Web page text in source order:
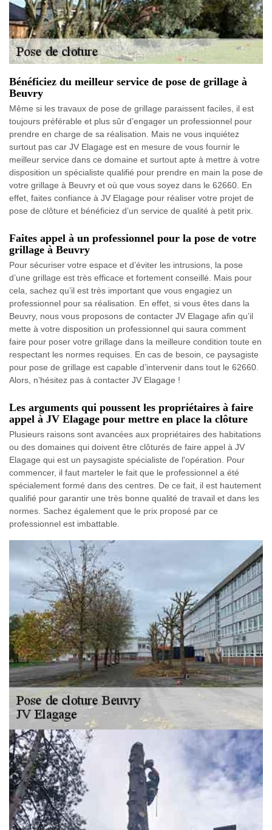
Bénéficiez du meilleur service de pose de grillage à
Beuvry
Même si les travaux de pose de grillage paraissent faciles, il est
toujours préférable et plus sûr d’engager un professionnel pour
prendre en charge de sa réalisation. Mais ne vous inquiétez
surtout pas car JV Elagage est en mesure de vous fournir le
meilleur service dans ce domaine et surtout apte à mettre à votre
disposition un spécialiste qualifié pour prendre en main la pose de
votre grillage à Beuvry et où que vous soyez dans le 62660. En
effet, faites confiance à JV Elagage pour réaliser votre projet de
pose de clôture et bénéficiez d’un service de qualité à petit prix.
Faites appel à un professionnel pour la pose de votre
grillage à Beuvry
Pour sécuriser votre espace et d’éviter les intrusions, la pose
d’une grillage est très efficace et fortement conseillé. Mais pour
cela, sachez qu’il est très important que vous engagiez un
professionnel pour sa réalisation. En effet, si vous êtes dans la
Beuvry, nous vous proposons de contacter JV Elagage afin qu’il
mette à votre disposition un professionnel qui saura comment
faire pour poser votre grillage dans la meilleure condition toute en
respectant les normes requises. En cas de besoin, ce paysagiste
pour pose de grillage est capable d’intervenir dans tout le 62660.
Alors, n’hésitez pas à contacter JV Elagage !
Les arguments qui poussent les propriétaires à faire
appel à JV Elagage pour mettre en place la clôture
Plusieurs raisons sont avancées aux propriétaires des habitations
ou des domaines qui doivent être clôturés de faire appel à JV
Elagage qui est un paysagiste spécialiste de l'opération. Pour
commencer, il faut marteler le fait que le professionnel a été
spécialement formé dans des centres. De ce fait, il est hautement
qualifié pour garantir une très bonne qualité de travail et dans les
normes. Sachez également que le prix proposé par ce
professionnel est imbattable.